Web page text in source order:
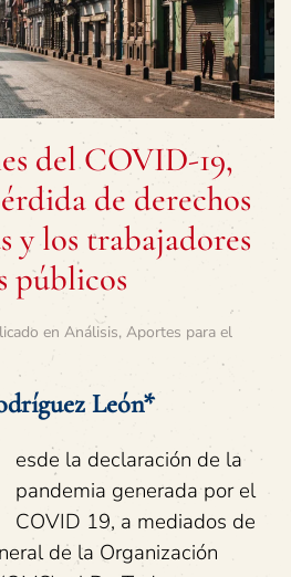
del COVID-19,
de derechos
y los trabajadores
públicos
en Análisis, Aportes para el
León*
esde la declaración de la
pandemia generada por el
COVID 19, a mediados de
de la Organización